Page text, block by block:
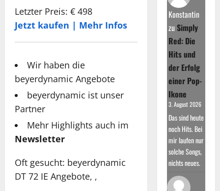
Letzter Preis: € 498
Jetzt kaufen | Mehr Infos
Wir haben die
beyerdynamic Angebote
beyerdynamic ist unser
Partner
Mehr Highlights auch im
Newsletter
Oft gesucht: beyerdynamic
DT 72 IE Angebote, ,
Konstantin
zu Simply
Red: Die
Hits und
der Erfolg
einer Pop-
Ikone
3. August 2026
Das sind heute
noch Hits. Bei
mir laufen nur
solche Songs,
nichts neues.